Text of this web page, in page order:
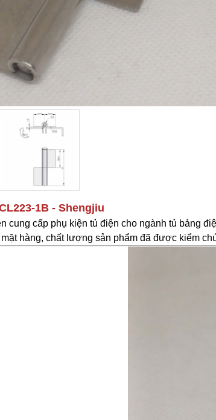
1B - Shengjiu
cung cấp phụ kiện tủ điện cho ngành tủ bảng
hàng, chất lượng sản phẩm đã được kiểm